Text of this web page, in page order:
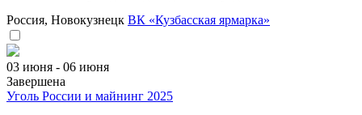
Россия, Новокузнецк ВК «Кузбасская ярмарка»
03 июня - 06 июня
Завершена
Уголь России и майнинг 2025